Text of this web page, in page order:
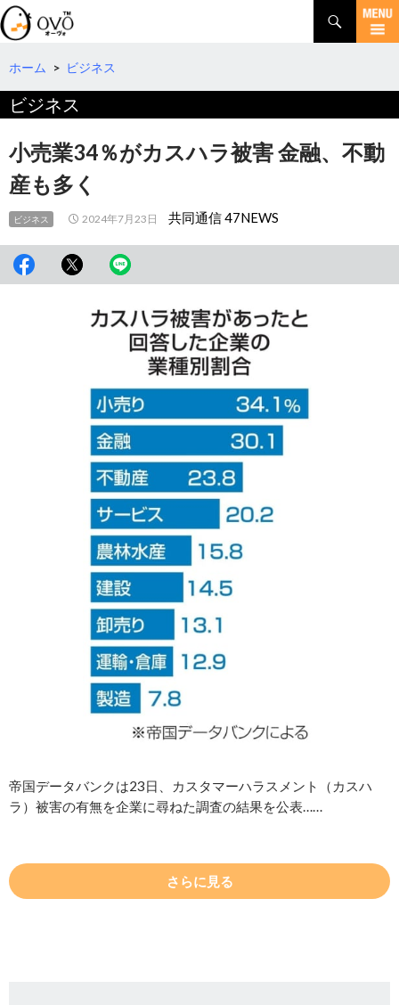
検
索
コ
テ
へ
動
ホーム > ビジネス
ビジネス
小売業34％がカスハラ被害 金融、不動
産も多く
ビジネス 2024年7月23日 共同通信 47NEWS
帝国データバンクは23日、カスタマーハラスメント（カスハ
ラ）被害の有無を企業に尋ねた調査の結果を公表……
さらに見る